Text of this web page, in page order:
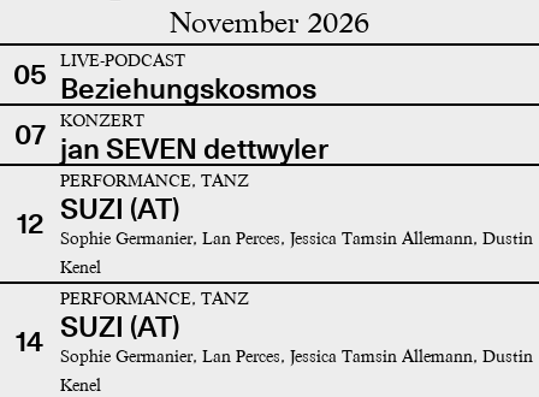
November 2026
05 LIVE-PODCAST
Beziehungskosmos
07
KONZERT
jan SEVEN dettwyler
12
PERFORMANCE, TANZ
SUZI (AT)
Sophie Germanier, Lan Perces, Jessica Tamsin Allemann, Dustin
Kenel
14
PERFORMANCE, TANZ
SUZI (AT)
Sophie Germanier, Lan Perces, Jessica Tamsin Allemann, Dustin
Kenel